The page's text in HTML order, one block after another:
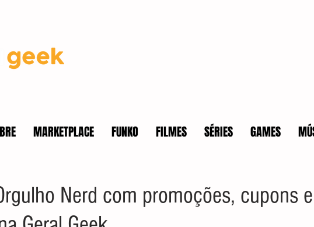
MARKETPLACE FUNKO FILMES SÉRIES GAMES
Nerd com promoções, cupons e